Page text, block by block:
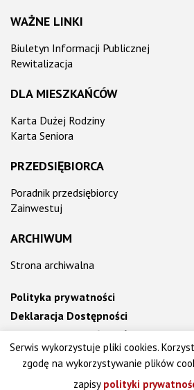
WAŻNE LINKI
Biuletyn Informacji Publicznej
Rewitalizacja
DLA MIESZKAŃCÓW
Karta Dużej Rodziny
Karta Seniora
PRZEDSIĘBIORCA
Poradnik przedsiębiorcy
Zainwestuj
ARCHIWUM
Strona archiwalna
Polityka prywatności
Deklaracja Dostępności
Informacja o działalności Urzędu ETR
Serwis wykorzystuje pliki cookies.
zgodę na wykorzystywanie plików
zapisy polityki